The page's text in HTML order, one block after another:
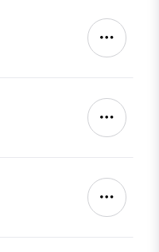
Autres
Autres
Autres